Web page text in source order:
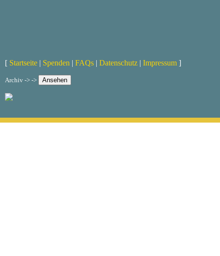
[ Startseite | Spenden | FAQs | Datenschutz | Impressum ]
Archiv -> ->